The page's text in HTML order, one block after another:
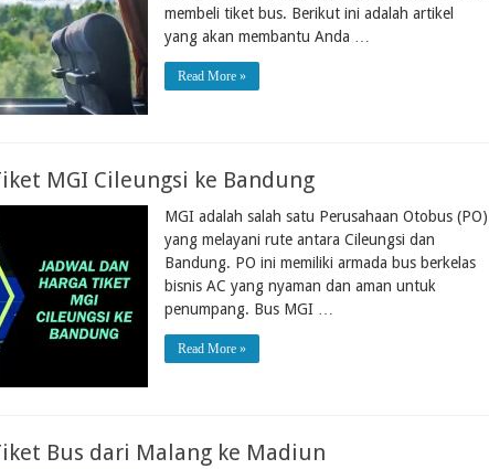
membeli tiket bus. Berikut ini adalah artikel
yang akan membantu Anda …
Read More »
MGI Cileungsi ke Bandung
MGI adalah salah satu Perusahaan Otobus (PO)
yang melayani rute antara Cileungsi dan
Bandung. PO ini memiliki armada bus berkelas
bisnis AC yang nyaman dan aman untuk
penumpang. Bus MGI …
Read More »
Bus dari Malang ke Madiun